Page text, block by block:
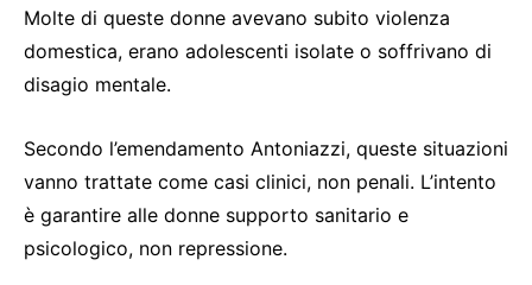
Molte di queste donne avevano subito violenza
domestica, erano adolescenti isolate o soffrivano di
disagio mentale.
Secondo l’emendamento Antoniazzi, queste situazioni
vanno trattate come casi clinici, non penali. L’intento
è garantire alle donne supporto sanitario e
psicologico, non repressione.